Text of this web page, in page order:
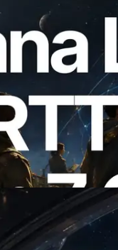
API를 전 세계
—
도 공개